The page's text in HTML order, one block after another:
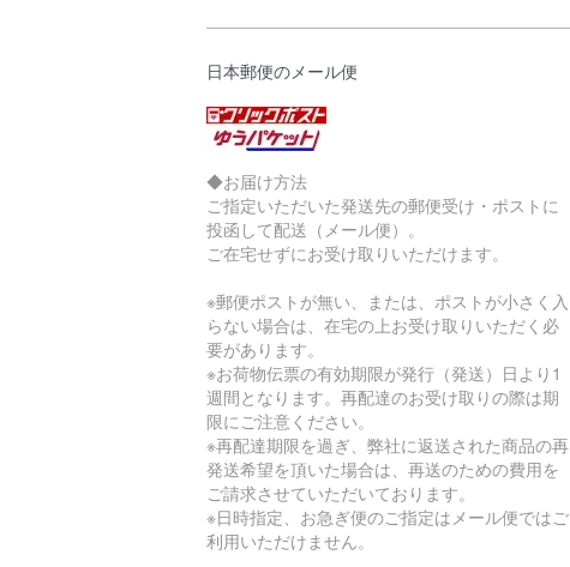
日本郵便のメール便
◆お届け方法
ご指定いただいた発送先の郵便受け・ポストに
投函して配送（メール便）。
ご在宅せずにお受け取りいただけます。
※郵便ポストが無い、または、ポストが小さく入
らない場合は、在宅の上お受け取りいただく必
要があります。
※お荷物伝票の有効期限が発行（発送）日より1
週間となります。再配達のお受け取りの際は期
限にご注意ください。
※再配達期限を過ぎ、弊社に返送された商品の再
発送希望を頂いた場合は、再送のための費用を
ご請求させていただいております。
※日時指定、お急ぎ便のご指定はメール便ではご
利用いただけません。